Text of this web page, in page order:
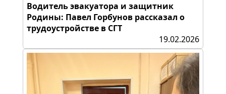
Водитель эвакуатора и защитник
Родины: Павел Горбунов рассказал о
трудоустройстве в СГТ
19.02.2026